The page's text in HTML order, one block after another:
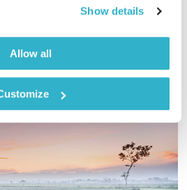
Show details
Allow all
אודיו